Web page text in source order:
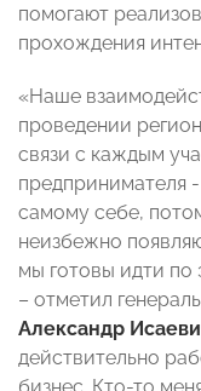
помогают
прохождения
«Наше
проведении
связи с каждым
предпринимателя
самому себе,
неизбежно
мы готовы идти по
– отметил
Александр
действительно